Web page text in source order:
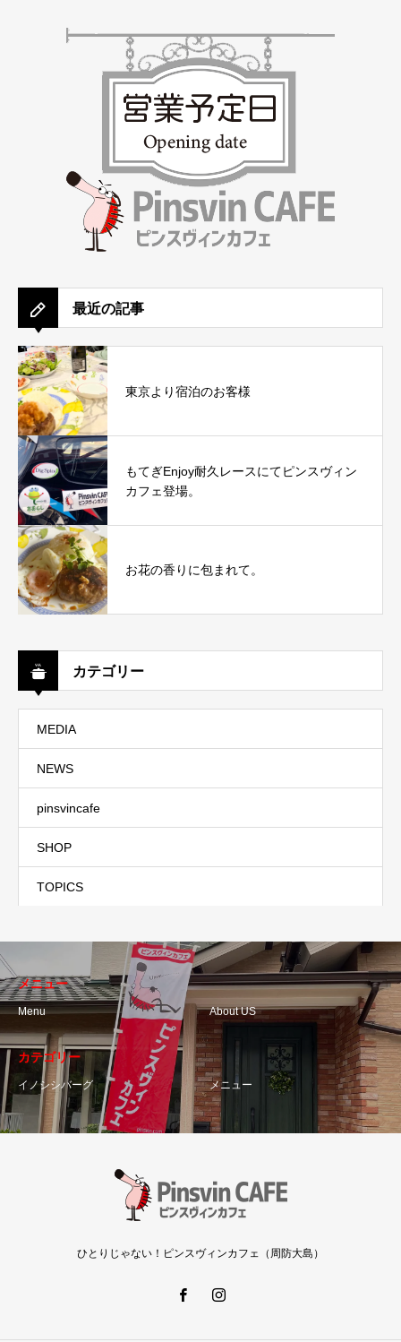
最近の記事
東京より宿泊のお客様
もてぎEnjoy耐久レースにてピンスヴィン
カフェ登場。
お花の香りに包まれて。
カテゴリー
MEDIA
NEWS
pinsvincafe
SHOP
TOPICS
メニュー
Menu About US
カテゴリー
イノシシバーグ メニュー
ひとりじゃない！ピンスヴィンカフェ（周防大島）